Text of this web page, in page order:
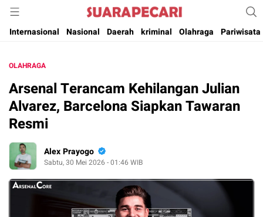
Suara Pecari
Suara Pencerahan Anak Negeri ( Berita Aktual & Terpercaya )
Internasional
Nasional Daerah kriminal Olahraga Pariwisata
OLAHRAGA
Arsenal Terancam Kehilangan Julian
Alvarez, Barcelona Siapkan Tawaran
Resmi
Alex Prayogo
Sabtu, 30 Mei 2026 - 01:46 WIB